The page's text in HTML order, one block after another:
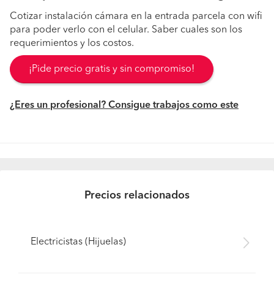
Cotizar instalación cámara en la entrada parcela con wifi
para poder verlo con el celular. Saber cuales son los
requerimientos y los costos.
¡Pide precio gratis y sin compromiso!
¿Eres un profesional? Consigue trabajos como este
Precios relacionados
Electricistas (Hijuelas)